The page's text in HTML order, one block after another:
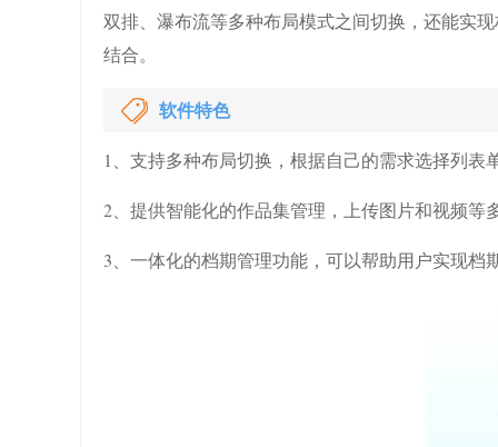
双排、瀑布流等多种布局模式之间切换，还能实
结合。
软件特色
1、支持多种布局切换，根据自己的需求选择列
2、提供智能化的作品集管理，上传图片和视频
3、一体化的档期管理功能，可以帮助用户实现